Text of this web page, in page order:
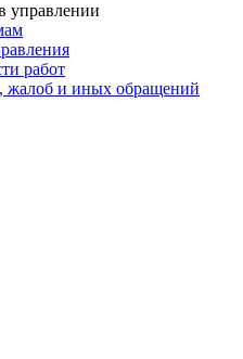
управлении
работ
жалоб и иных обращений